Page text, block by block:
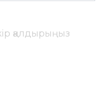
қалдырыңыз